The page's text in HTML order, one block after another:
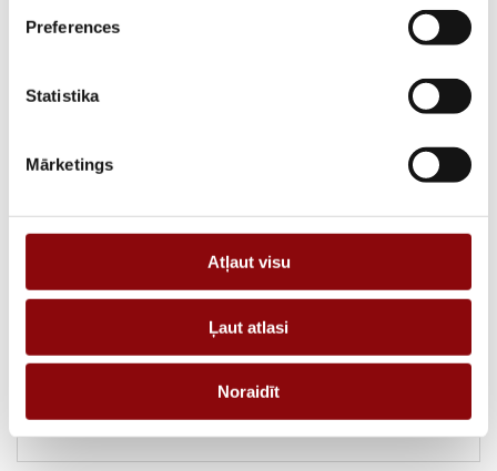
Preferences
Statistika
Mārketings
Atļaut visu
Ļaut atlasi
Noraidīt
REQUEST AN OFFER
0.31 kg
DIMENSIONS 55x55x90 cm
TYPE
SIZE TYPE TCB Bar or cable-through